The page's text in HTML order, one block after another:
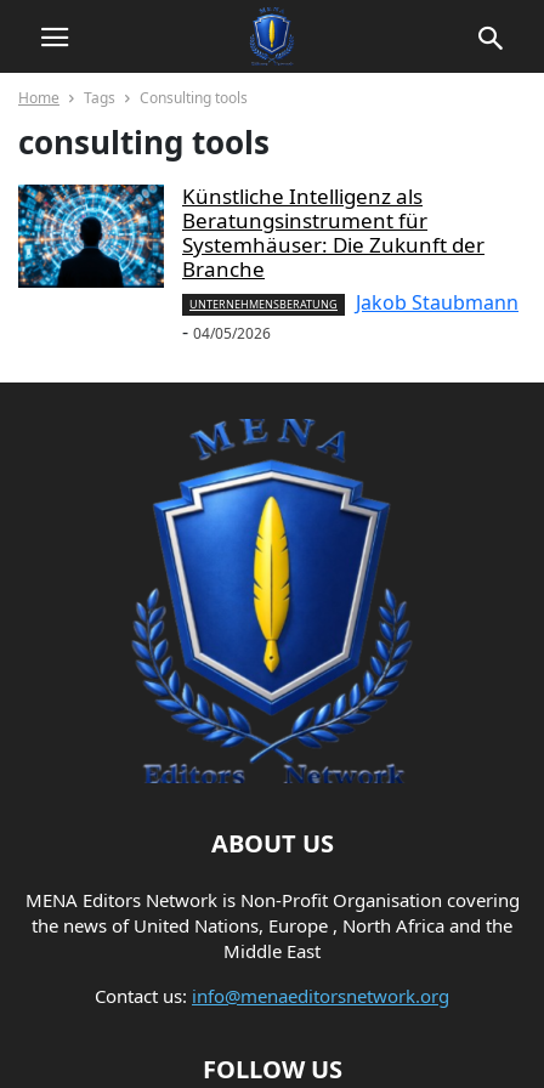
Home Tags Consulting tools
consulting tools
Künstliche Intelligenz als
Beratungsinstrument für
Systemhäuser: Die Zukunft der
Branche
UNTERNEHMENSBERATUNG
Jakob Staubmann
- 04/05/2026
ABOUT US
MENA Editors Network is Non-Profit Organisation covering
the news of United Nations, Europe , North Africa and the
Middle East
Contact us: info@menaeditorsnetwork.org
FOLLOW US